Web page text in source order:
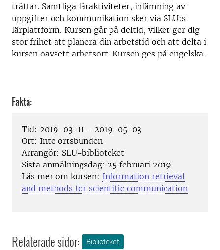
träffar. Samtliga läraktiviteter, inlämning av
uppgifter och kommunikation sker via SLU:s
lärplattform. Kursen går på deltid, vilket ger dig
stor frihet att planera din arbetstid och att delta i
kursen oavsett arbetsort. Kursen ges på engelska.
Fakta:
Tid: 2019-03-11 - 2019-05-03
Ort: Inte ortsbunden
Arrangör: SLU-biblioteket
Sista anmälningsdag: 25 februari 2019
Läs mer om kursen: Information retrieval
and methods for scientific communication
Relaterade sidor: Biblioteket